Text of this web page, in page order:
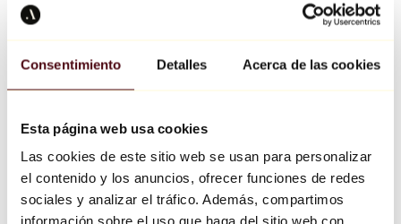
Consentimiento Detalles Acerca de las cookies
Esta página web usa cookies
Las cookies de este sitio web se usan para personalizar
el contenido y los anuncios, ofrecer funciones de redes
sociales y analizar el tráfico. Además, compartimos
información sobre el uso que haga del sitio web con
Richard Orlinski
Keith Haring
Jeff Koons
Jean-Michel Basquiat
Todos los diseñadores
Obra de la semana